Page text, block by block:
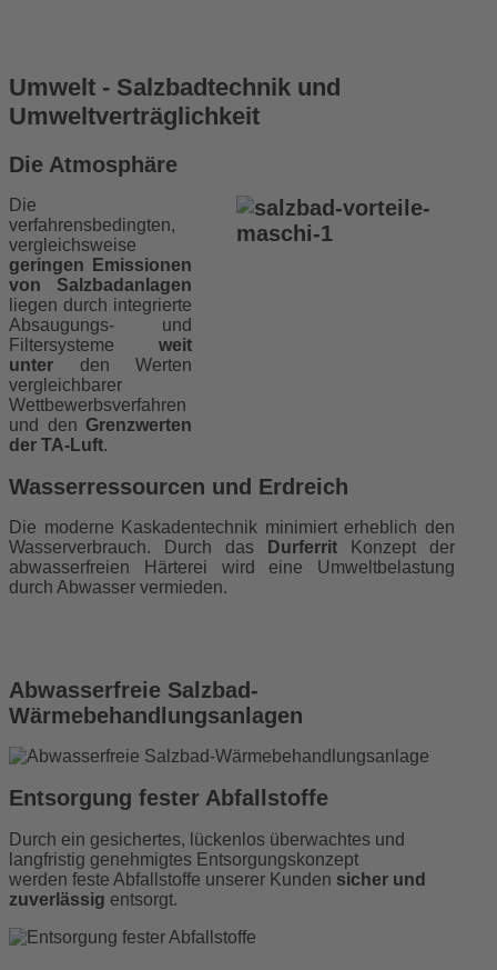
Umwelt - Salzbadtechnik und
Umweltverträglichkeit
Die Atmosphäre
Die
verfahrensbedingten,
vergleichsweise
geringen Emissionen
von Salzbadanlagen
liegen durch integrierte
Absaugungs- und
Filtersysteme weit
unter den Werten
vergleichbarer
Wettbewerbsverfahren
und den Grenzwerten
der TA-Luft.
Wasserressourcen und Erdreich
Die moderne Kaskadentechnik minimiert erheblich den
Wasserverbrauch. Durch das
Durferrit Konzept der
abwasserfreien Härterei wird eine Umweltbelastung
durch Abwasser vermieden.
Abwasserfreie Salzbad-
Wärmebehandlungsanlagen
Entsorgung fester Abfallstoffe
Durch ein gesichertes, lückenlos überwachtes und
langfristig genehmigtes Entsorgungskonzept
werden feste Abfallstoffe unserer Kunden sicher und
zuverlässig entsorgt.